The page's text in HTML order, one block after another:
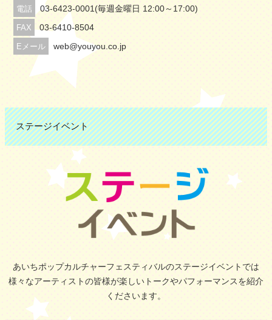
電話 03-6423-0001(毎週金曜日 12:00～17:00)
FAX 03-6410-8504
Eメール web@youyou.co.jp
ステージイベント
あいちポップカルチャーフェスティバルのステージイベントでは
様々なアーティストの皆様が楽しいトークやパフォーマンスを紹介
くださいます。